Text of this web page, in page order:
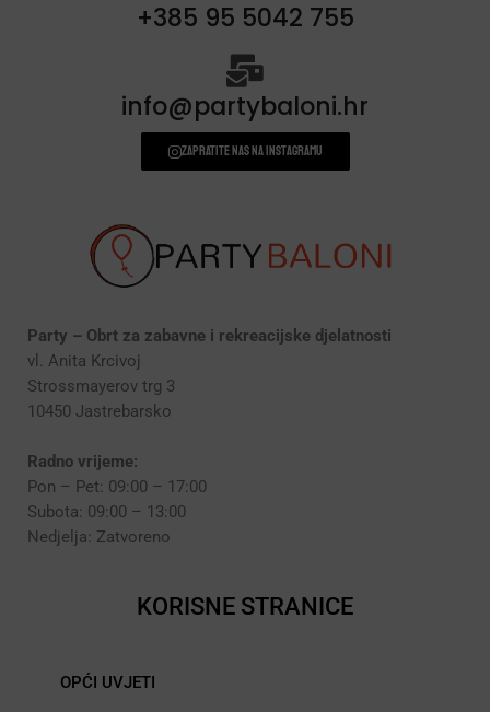
+385 95 5042 755
info@partybaloni.hr
Zapratite nas na instagramu
Party – Obrt za zabavne i rekreacijske djelatnosti
vl. Anita Krcivoj
Strossmayerov trg 3
10450 Jastrebarsko
Radno vrijeme:
Pon – Pet: 09:00 – 17:00
Subota: 09:00 – 13:00
Nedjelja: Zatvoreno
KORISNE STRANICE
OPĆI UVJETI